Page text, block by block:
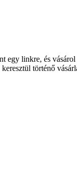
egy linkre, és
történő